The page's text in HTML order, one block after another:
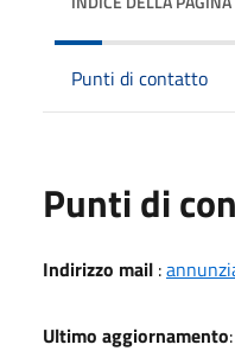
Punti di contatto
Punti di
Indirizzo mail :
Ultimo aggiornamento